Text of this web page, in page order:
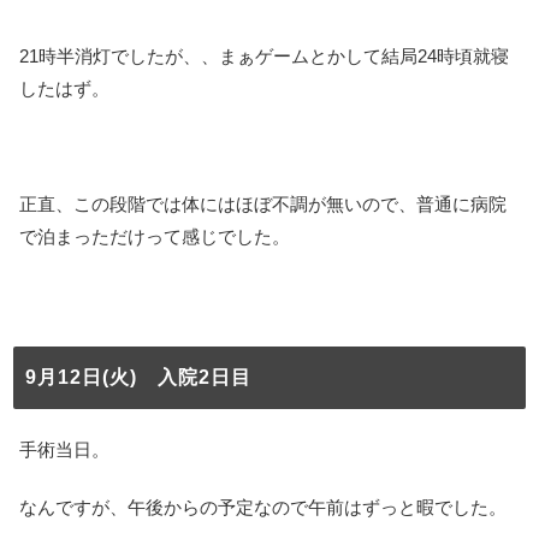
21時半消灯でしたが、、まぁゲームとかして結局24時頃就寝
したはず。
正直、この段階では体にはほぼ不調が無いので、普通に病院
で泊まっただけって感じでした。
9月12日(火) 入院2日目
手術当日。
なんですが、午後からの予定なので午前はずっと暇でした。